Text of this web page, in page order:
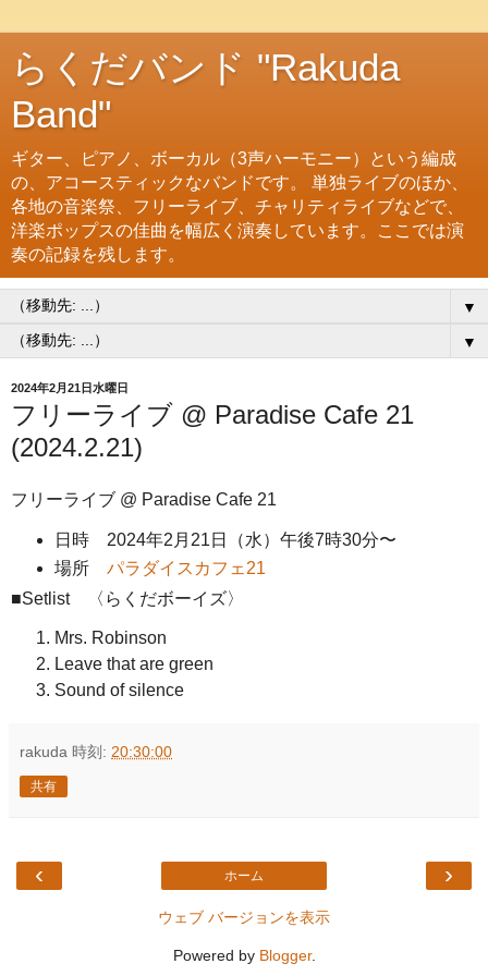
らくだバンド "Rakuda
Band"
ギター、ピアノ、ボーカル（3声ハーモニー）という編成
の、アコースティックなバンドです。 単独ライブのほか、
各地の音楽祭、フリーライブ、チャリティライブなどで、
洋楽ポップスの佳曲を幅広く演奏しています。ここでは演
奏の記録を残します。
▼
▼
2024年2月21日水曜日
フリーライブ @ Paradise Cafe 21
(2024.2.21)
フリーライブ @ Paradise Cafe 21
日時 2024年2月21日（水）午後7時30分〜
場所 パラダイスカフェ21
■Setlist 〈らくだボーイズ〉
Mrs. Robinson
Leave that are green
Sound of silence
rakuda 時刻: 20:30:00
共有
‹ ›
ホーム
ウェブ バージョンを表示
Powered by Blogger.